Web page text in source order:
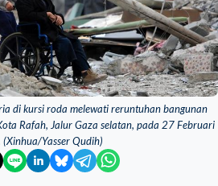
di kursi roda melewati reruntuhan bangunan
Rafah, Jalur Gaza selatan, pada 27 Februari
Yasser Qudih)